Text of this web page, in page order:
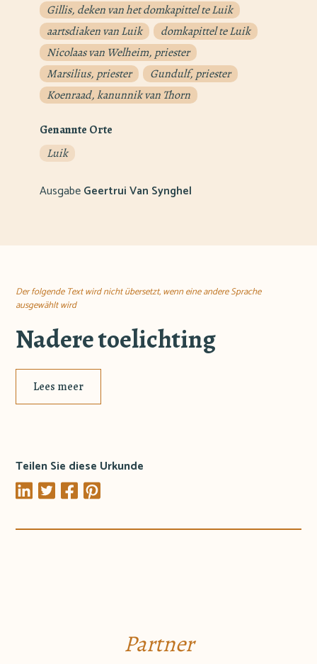
Gillis, deken van het domkapittel te Luik
aartsdiaken van Luik
domkapittel te Luik
Nicolaas van Welheim, priester
Marsilius, priester
Gundulf, priester
Koenraad, kanunnik van Thorn
Genannte Orte
Luik
AusgabeGeertrui Van Synghel
Der folgende Text wird nicht übersetzt, wenn eine andere Sprache
ausgewählt wird
Nadere toelichting
Lees meer
Teilen Sie diese Urkunde
Partner